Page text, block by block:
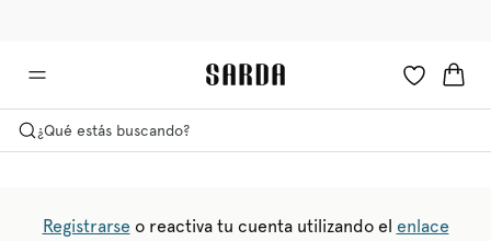
¿Qué estás buscando?
Registrarseo reactiva tu cuenta utilizando el enlace